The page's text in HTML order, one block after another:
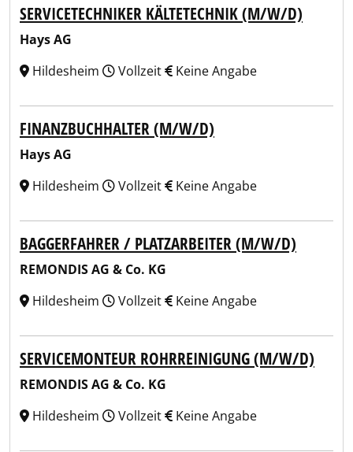
SERVICETECHNIKER KÄLTETECHNIK (M/W/D)
Hays AG
Hildesheim
Vollzeit Keine Angabe
FINANZBUCHHALTER (M/W/D)
Hays AG
Hildesheim
Vollzeit Keine Angabe
BAGGERFAHRER / PLATZARBEITER (M/W/D)
REMONDIS AG & Co. KG
Hildesheim
Vollzeit Keine Angabe
SERVICEMONTEUR ROHRREINIGUNG (M/W/D)
REMONDIS AG & Co. KG
Hildesheim
Vollzeit Keine Angabe